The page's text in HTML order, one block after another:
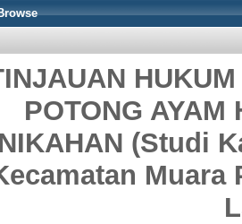
POTONG AYAM
(Studi
Muara